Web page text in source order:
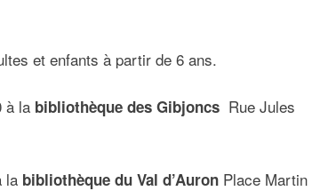
et enfants à partir de 6 ans.
à la bibliothèque des Gibjoncs Rue Jules
la bibliothèque du Val d’Auron Place Martin